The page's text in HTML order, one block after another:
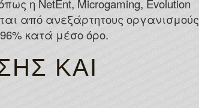
η NetEnt, Microgaming, Evolution
από ανεξάρτητους οργανισμούς
κατά μέσο όρο.
ΚΑΙ